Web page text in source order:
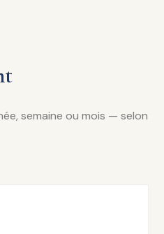
semaine ou mois — selon